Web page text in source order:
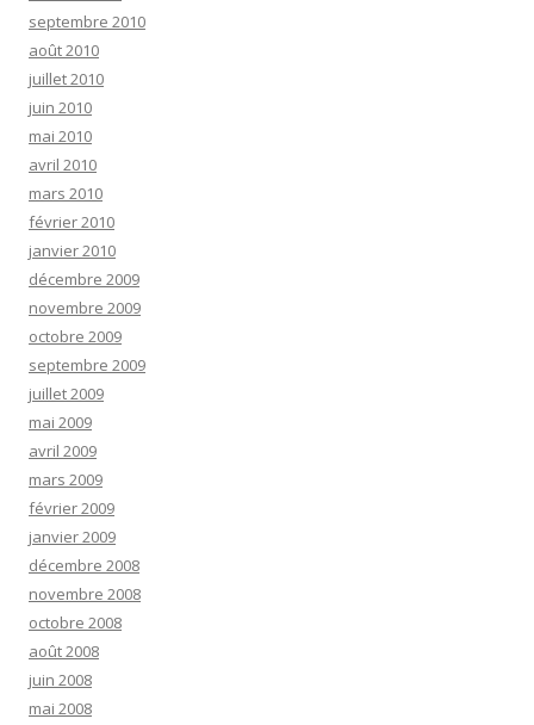
septembre 2010
août 2010
juillet 2010
juin 2010
mai 2010
avril 2010
mars 2010
février 2010
janvier 2010
décembre 2009
novembre 2009
octobre 2009
septembre 2009
juillet 2009
mai 2009
avril 2009
mars 2009
février 2009
janvier 2009
décembre 2008
novembre 2008
octobre 2008
août 2008
juin 2008
mai 2008